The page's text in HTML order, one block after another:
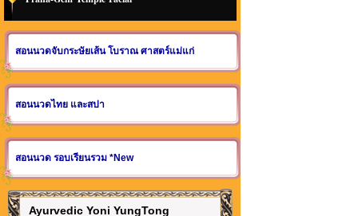
สอนนวดจับกระษัยเส้น โบราณ ศาสตร์แม่แก่
สอนนวดไทย และสปา
สอนนวด รอบเรียนรวม *New
Ayurvedic Yoni YungTong